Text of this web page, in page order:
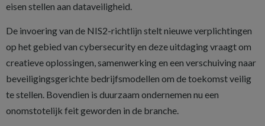
eisen stellen aan dataveiligheid.
De invoering van de NIS2-richtlijn stelt nieuwe verplichtingen
op het gebied van cybersecurity en deze uitdaging vraagt om
creatieve oplossingen, samenwerking en een verschuiving naar
beveiligingsgerichte bedrijfsmodellen om de toekomst veilig
te stellen. Bovendien is duurzaam ondernemen nu een
onomstotelijk feit geworden in de branche.